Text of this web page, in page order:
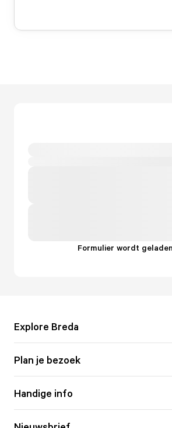
Formulier wordt
Explore Breda
Plan je bezoek
Handige info